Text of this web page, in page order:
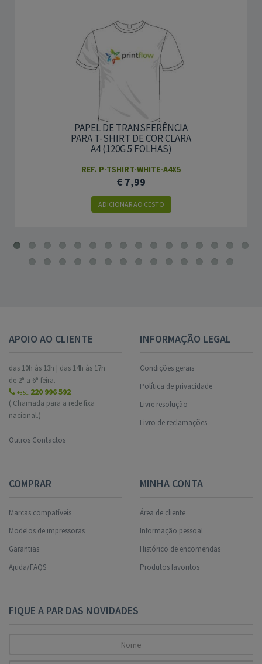
PAPEL DE TRANSFERÊNCIA
PARA T-SHIRT DE COR CLARA
A4 (120G 5 FOLHAS)
REF. P-TSHIRT-WHITE-A4X5
€ 7,99
ADICIONAR AO CESTO
APOIO AO CLIENTE
das 10h às 13h | das 14h às 17h
de 2ª a 6ª feira.
+351 220 996 592
( Chamada para a rede fixa
nacional.)
Outros Contactos
INFORMAÇÃO LEGAL
Condições gerais
Política de privacidade
Livre resolução
Livro de reclamações
COMPRAR
Marcas compatíveis
Modelos de impressoras
Garantias
Ajuda/FAQS
MINHA CONTA
Área de cliente
Informação pessoal
Histórico de encomendas
Produtos favoritos
FIQUE A PAR DAS NOVIDADES